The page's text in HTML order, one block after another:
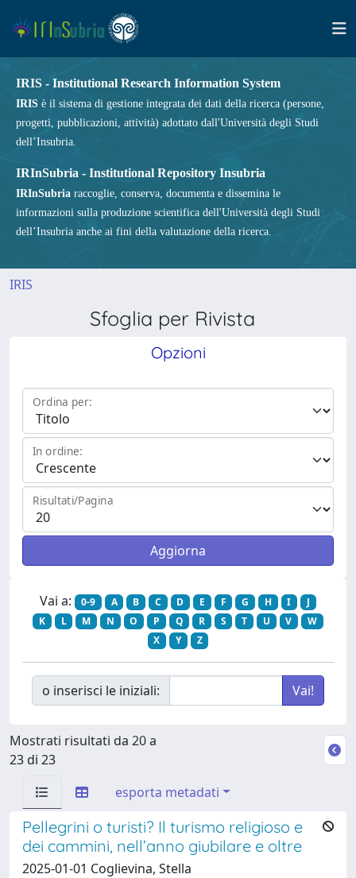
IRIS - Institutional Research Information System
IRIS è il sistema di gestione integrata dei dati della ricerca (persone,
progetti, pubblicazioni, attività) adottato dall'Università degli Studi
dell’Insubria.
IRInSubria - Institutional Repository Insubria
IRInSubria raccoglie, conserva, documenta e dissemina le
informazioni sulla produzione scientifica dell'Università degli Studi
dell’Insubria anche ai fini della valutazione della ricerca.
IRIS
Sfoglia per Rivista
Opzioni
Ordina per:
In ordine:
Risultati/Pagina
Vai a: 0-9 A B C D E F G H I
J
K
L M N O P Q R S T U V
W
X
Y Z
o inserisci le iniziali:
Mostrati risultati da 20 a
23 di 23
esporta metadati
Pellegrini o turisti? Il turismo religioso e
dei cammini, nell’anno giubilare e oltre
2025-01-01 Coglievina, Stella